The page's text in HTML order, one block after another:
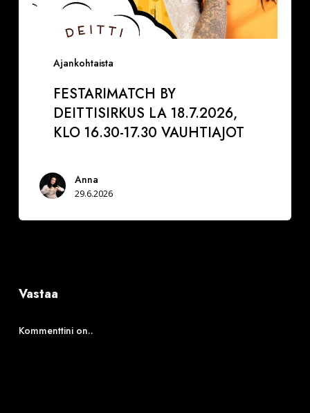
Ajankohtaista
FESTARIMATCH BY
DEITTISIRKUS LA 18.7.2026,
KLO 16.30-17.30 VAUHTIAJOT
Anna
29.6.2026
Vastaa
Kommenttini on..